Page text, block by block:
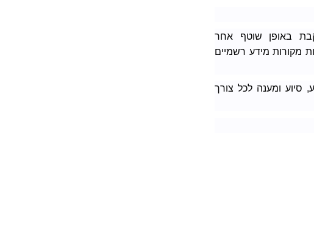
באופן שוטף אחר
מקורות מידע רשמיים
24/7, וימשיך לספק מידע, סיוע ומענה לכל צורך